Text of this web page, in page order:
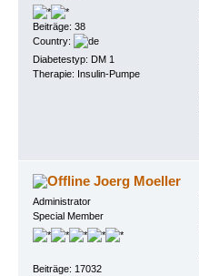
Beiträge: 38
Country:
Diabetestyp: DM 1
Therapie: Insulin-Pumpe
Joerg Moeller
Administrator
Special Member
Beiträge: 17032